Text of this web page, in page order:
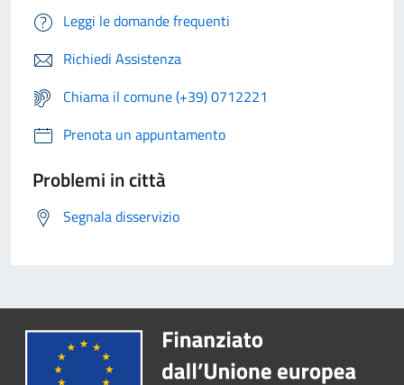
Leggi le domande frequenti
Richiedi Assistenza
Chiama il comune (+39) 0712221
Prenota un appuntamento
Problemi in città
Segnala disservizio